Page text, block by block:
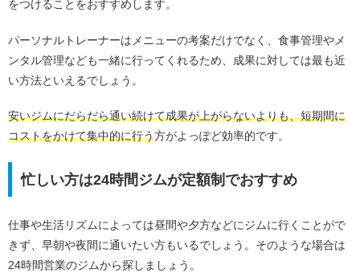
をつけることをおすすめします。
パーソナルトレーナーはメニューの考案だけでなく、食事管理やメ
ンタル管理なども一緒に行ってくれるため、成果に対しては最も近
い方法といえるでしょう。
安いジムにだらだら通い続けて成果が上がらないよりも、短期間に
コストをかけて集中的に行う方がよっぽど効率的です。
忙しい方は24時間ジムが定額制でおすすめ
仕事や生活リズムによっては昼間や夕方などにジムに行くことがで
きず、早朝や夜間に通いたい方もいるでしょう。そのような場合は
24時間営業のジムから探しましょう。